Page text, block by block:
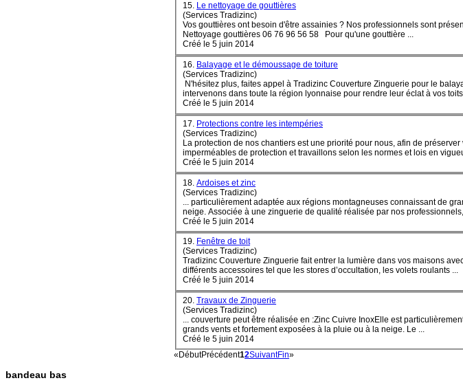
15. Le nettoyage de gouttières
(Services Tradizinc)
Vos gouttières ont besoin d'être assainies ? Nos professionnels sont
Nettoyage gouttières 06 76 96 56 58 Pour qu'une gouttière ...
Créé le 5 juin 2014
16. Balayage et le démoussage de toiture
(Services Tradizinc)
N'hésitez plus, faites appel à Tradizinc Couverture Zinguerie pour le
intervenons dans toute la région lyonnaise pour rendre leur éclat à vos
Créé le 5 juin 2014
17. Protections contre les intempéries
(Services Tradizinc)
La protection de nos chantiers est une priorité pour nous, afin de
imperméables de protection et travaillons selon les normes et lois en
Créé le 5 juin 2014
18. Ardoises et zinc
(Services Tradizinc)
... particulièrement adaptée aux régions montagneuses connaissant de
neige. Associée à une zinguerie de qualité réalisée par nos professionnels,
Créé le 5 juin 2014
19. Fenêtre de toit
(Services Tradizinc)
Tradizinc Couverture Zinguerie fait entrer la lumière dans vos maisons
différents accessoires tel que les stores d’occultation, les volets roulants ...
Créé le 5 juin 2014
20. Travaux de Zinguerie
(Services Tradizinc)
... couverture peut être réalisée en :Zinc Cuivre InoxElle est
grands vents et fortement exposées à la pluie ou à la neige. Le ...
Créé le 5 juin 2014
« DébutPrécédent12SuivantFin»
bandeau bas